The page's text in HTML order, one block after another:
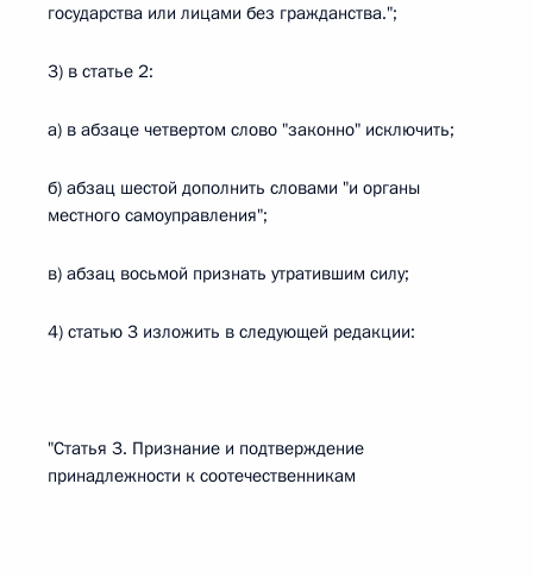
государства или лицами без гражданства.";
3) в статье 2:
а) в абзаце четвертом слово "законно" исключить;
б) абзац шестой дополнить словами "и органы
местного самоуправления";
в) абзац восьмой признать утратившим силу;
4) статью 3 изложить в следующей редакции:
"Статья 3. Признание и подтверждение
принадлежности к соотечественникам